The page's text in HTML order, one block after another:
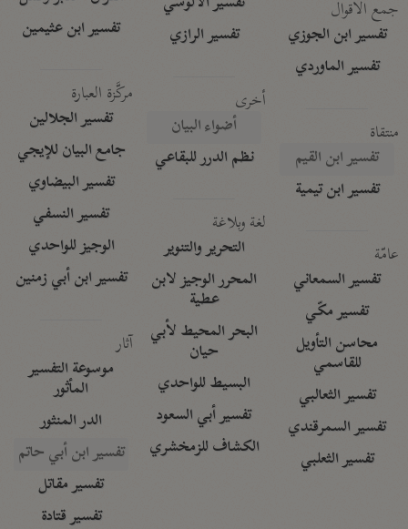
جمع الأقوال
تفسير ابن الجوزي
تفسير الماوردي
منتقاة
تفسير ابن القيم
تفسير ابن تيمية
عامّة
تفسير السمعاني
تفسير مكّي
محاسن التأويل
للقاسمي
تفسير الثعالبي
تفسير السمرقندي
تفسير الثعلبي
تفسير الرازي
أخرى
أضواء البيان
نظم الدرر للبقاعي
لغة وبلاغة
التحرير والتنوير
المحرر الوجيز لابن
عطية
البحر المحيط لأبي
حيان
البسيط للواحدي
تفسير أبي السعود
الكشاف للزمخشري
تفسير ابن عثيمين
مركَّزة العبارة
تفسير الجلالين
جامع البيان للإيجي
تفسير البيضاوي
تفسير النسفي
الوجيز للواحدي
تفسير ابن أبي زمنين
آثار
موسوعة التفسير
المأثور
الدر المنثور
تفسير ابن أبي حاتم
تفسير مقاتل
تفسير قتادة